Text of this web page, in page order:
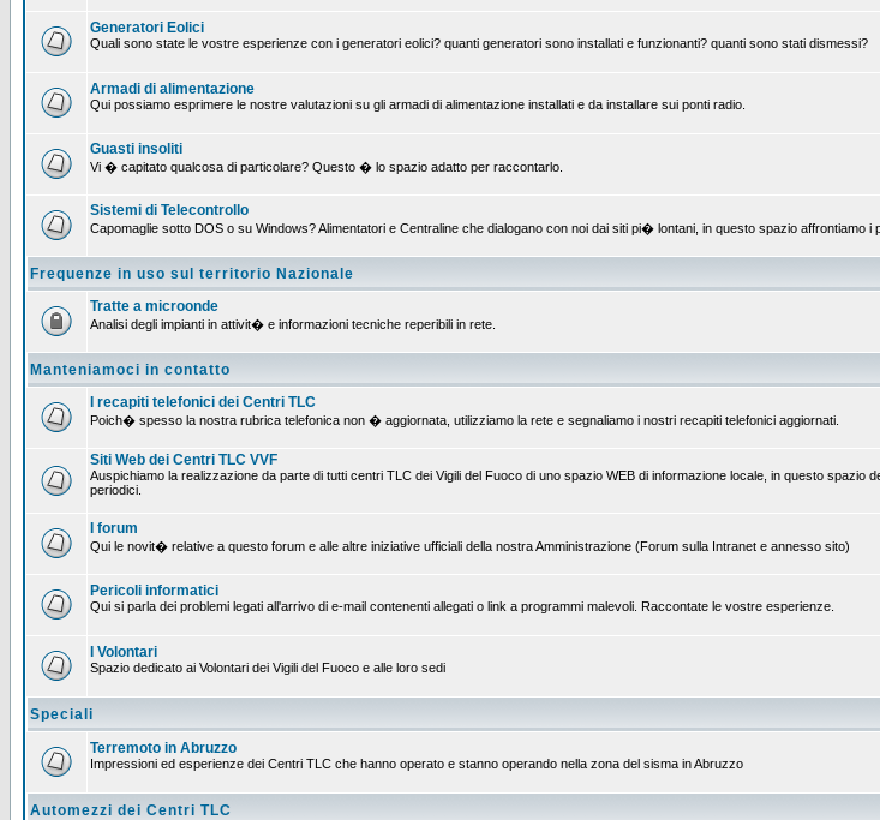
Generatori Eolici
Quali sono state le vostre esperienze con i generatori eolici? quanti generatori sono installati e funzionanti? quanti sono stati dismessi?
Armadi di alimentazione
Qui possiamo esprimere le nostre valutazioni su gli armadi di alimentazione installati e da installare sui ponti radio.
Guasti insoliti
Vi � capitato qualcosa di particolare? Questo � lo spazio adatto per raccontarlo.
Sistemi di Telecontrollo
Capomaglie sotto DOS o su Windows? Alimentatori e Centraline che dialogano con noi dai siti pi� lontani, in questo spazio affrontiamo i
Frequenze in uso sul territorio Nazionale
Tratte a microonde
Analisi degli impianti in attivit� e informazioni tecniche reperibili in rete.
Manteniamoci in contatto
I recapiti telefonici dei Centri TLC
Poich� spesso la nostra rubrica telefonica non � aggiornata, utilizziamo la rete e segnaliamo i nostri recapiti telefonici aggiornati.
Siti Web dei Centri TLC VVF
Auspichiamo la realizzazione da parte di tutti centri TLC dei Vigili del Fuoco di uno spazio WEB di informazione locale, in questo spazio
periodici.
I forum
Qui le novit� relative a questo forum e alle altre iniziative ufficiali della nostra Amministrazione (Forum sulla Intranet e annesso sito)
Pericoli informatici
Qui si parla dei problemi legati all'arrivo di e-mail contenenti allegati o link a programmi malevoli. Raccontate le vostre esperienze.
I Volontari
Spazio dedicato ai Volontari dei Vigili del Fuoco e alle loro sedi
Speciali
Terremoto in Abruzzo
Impressioni ed esperienze dei Centri TLC che hanno operato e stanno operando nella zona del sisma in Abruzzo
Automezzi dei Centri TLC